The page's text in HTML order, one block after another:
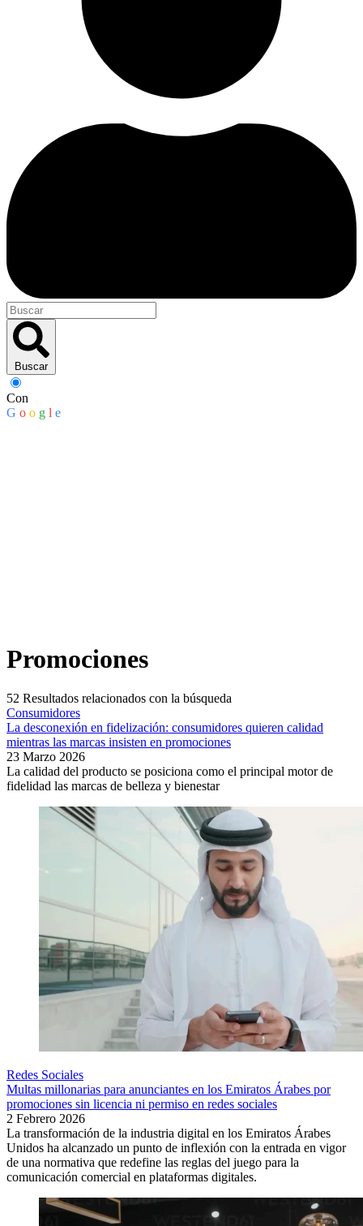
Buscar
Con
G o o g l e
Promociones
52 Resultados relacionados con la búsqueda
Consumidores
La desconexión en fidelización: consumidores quieren calidad
mientras las marcas insisten en promociones
23 Marzo 2026
La calidad del producto se posiciona como el principal motor de
fidelidad las marcas de belleza y bienestar
Redes Sociales
Multas millonarias para anunciantes en los Emiratos Árabes por
promociones sin licencia ni permiso en redes sociales
2 Febrero 2026
La transformación de la industria digital en los Emiratos Árabes
Unidos ha alcanzado un punto de inflexión con la entrada en vigor
de una normativa que redefine las reglas del juego para la
comunicación comercial en plataformas digitales.